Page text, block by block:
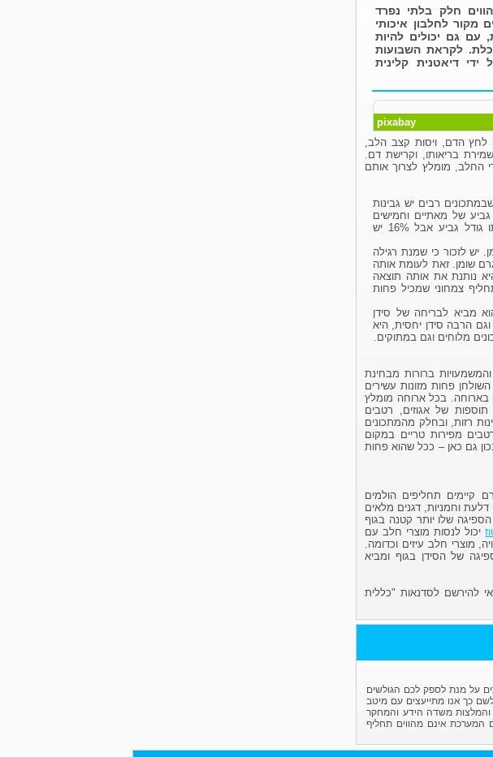
חלק בלתי נפרד
מקור לחלבון איכותי
עם גם יכולים להיות
לקראת השבועות
דיאטנית קלינית
pixabay
לחץ הדם, ויסות קצב הלב,
בריאותו, וקרישת דם.
החלב, מומלץ לצרוך אותם
היותר. מכיוון שבמתכונים רבים יש גבינות
של מאתיים וחמישים
גרם גבינה 5% מכיל למעשה 12.5 גרם שומן, ואילו באותו גודל גביע אבל 16% יש
יש לזכור כי שמנת רגילה
38% שומן, כך שבכוס עם מאתיים חמישים מ"ל יש 95 גרם שומן. זאת לעומת אותה
כ- 30 גרם שומן אבל היא נותנת את אותה תוצאה
צמחוני שמכיל פחות
מביא לבריחה של סידן
הרבה סידן יחסית, היא
מלוחים וגם במתוקים.
ברורות מבחינת
פחות מזונות עשירים
בארוחה. בכל ארוחה מומלץ
תוספות של אגוזים, רטבים
רזות, ובחלק מהמתכונים
מפירות טריים במקום
גם כאן – ככל שהוא פחות
קיימים תחליפים הולמים
דלעת וחמניות, דגנים מלאים
שלו יותר קטנה בגוף
יכול לנסות מוצרי חלב עם
מוצרי חלב עיזים וכדומה.
של הסידן בגוף ומביא
להירשם לסדנאות "כללית
על מנת לספק לכם הגולשים
לשם כך אנו מתייעצים עם מיטב
והמלצות משדה הידע והמחקר
המערכת אינם מהווים תחליף